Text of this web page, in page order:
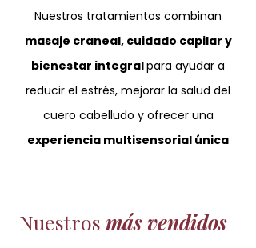
Nuestros tratamientos combinan
masaje craneal, cuidado capilar y
bienestar integralpara ayudar a
reducir el estrés, mejorar la salud del
cuero cabelludo y ofrecer una
experiencia multisensorial única
Nuestros más vendidos